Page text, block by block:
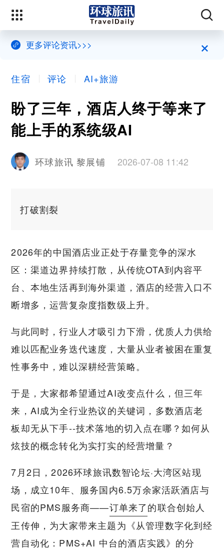
更多评论资讯>>> ×
住宿 评论 AI+旅游
盼了三年，酒店人终于等来了
能上手的系统级AI
环球旅讯 黎展铺 2026-07-08 11:42
打破割裂
2026年的中国酒店业正处于存量竞争的深水
区：渠道边界持续打散，从传统OTA到内容平
台、本地生活再到海外渠道，酒店的经营入口不
断增多，运营复杂度指数级上升。
与此同时，行业人才吸引力下滑，优质人力供给
难以匹配业务迭代速度，大量从业者被困在重复
性事务中，难以深耕经营策略。
于是，大家都希望通过AI改变点什么，但三年
来，AI成为全行业热议的关键词，多数酒店老
板却无从下手--技术落地的切入点在哪？如何从
炫技的概念转化为实打实的经营增量？
7月2日，2026环球旅讯数智论坛·大湾区站现
场，成立10年、服务国内6.5万余家活跃酒店与
民宿的PMS服务商——订单来了的联合创始人
王传伸，为大家带来主题为《从管理数字化到经
营自动化：PMS+AI 中台的酒店实践》的分